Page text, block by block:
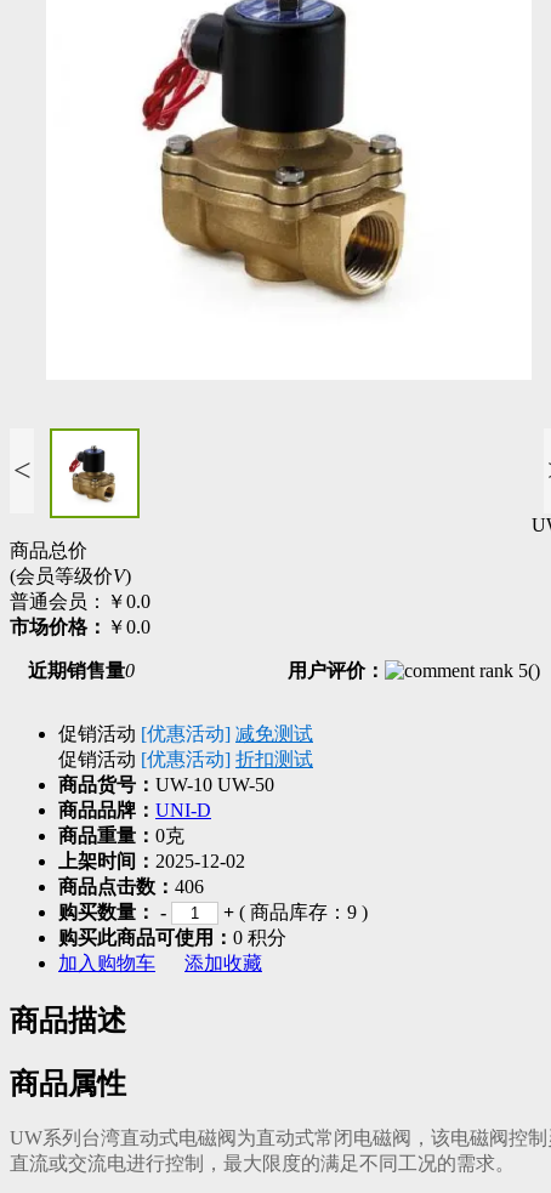
<
商品总价
(会员等级价V)
普通会员：
￥0.0
市场价格： ￥0.0
近期销售量0 用户评价： ()
促销活动 [优惠活动] 减免测试
促销活动 [优惠活动] 折扣测试
商品货号： UW-10 UW-50
商品品牌： UNI-D
商品重量： 0克
上架时间： 2025-12-02
商品点击数： 406
购买数量： - + ( 商品库存： 9 )
购买此商品可使用： 0 积分
加入购物车
添加收藏
商品描述
商品属性
UW系列台湾直动式电磁阀为直动式常闭电磁阀，该电磁阀控
直流或交流电进行控制，最大限度的满足不同工况的需求。